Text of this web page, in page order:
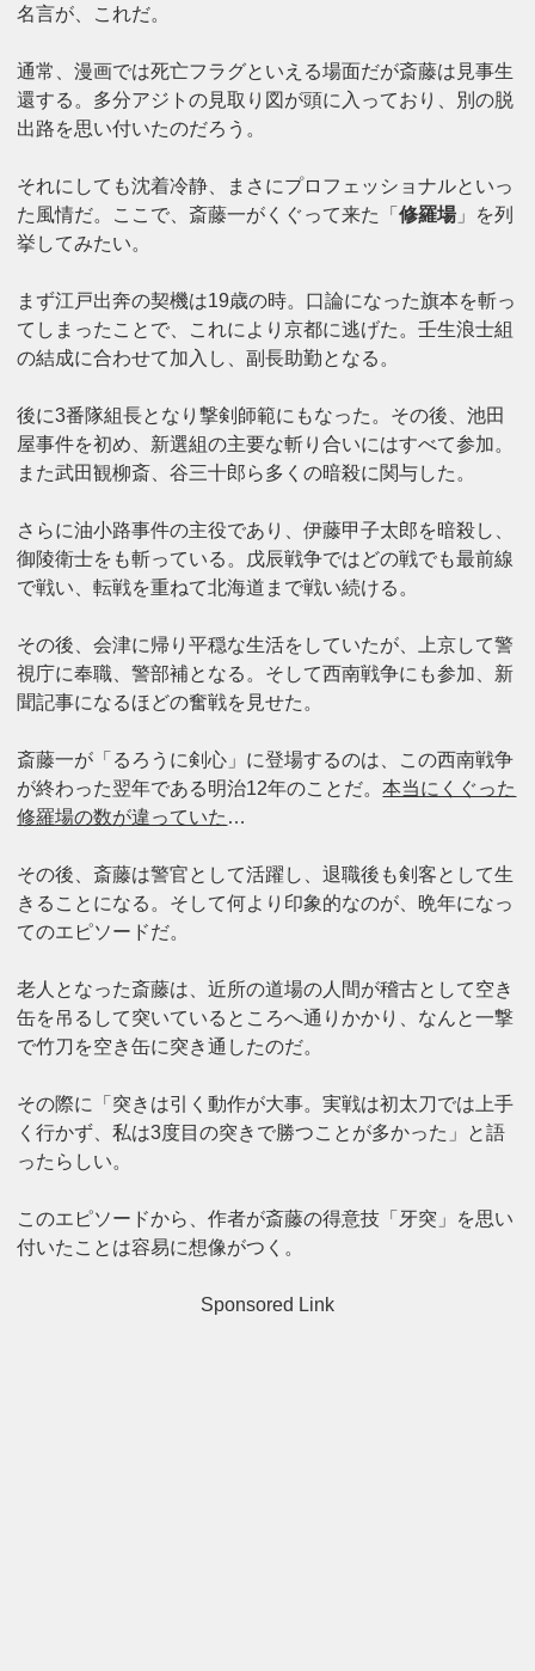
名言が、これだ。
通常、漫画では死亡フラグといえる場面だが斎藤は見事生
還する。多分アジトの見取り図が頭に入っており、別の脱
出路を思い付いたのだろう。
それにしても沈着冷静、まさにプロフェッショナルといっ
た風情だ。ここで、斎藤一がくぐって来た「修羅場」を列
挙してみたい。
まず江戸出奔の契機は19歳の時。口論になった旗本を斬っ
てしまったことで、これにより京都に逃げた。壬生浪士組
の結成に合わせて加入し、副長助勤となる。
後に3番隊組長となり撃剣師範にもなった。その後、池田
屋事件を初め、新選組の主要な斬り合いにはすべて参加。
また武田観柳斎、谷三十郎ら多くの暗殺に関与した。
さらに油小路事件の主役であり、伊藤甲子太郎を暗殺し、
御陵衛士をも斬っている。戊辰戦争ではどの戦でも最前線
で戦い、転戦を重ねて北海道まで戦い続ける。
その後、会津に帰り平穏な生活をしていたが、上京して警
視庁に奉職、警部補となる。そして西南戦争にも参加、新
聞記事になるほどの奮戦を見せた。
斎藤一が「るろうに剣心」に登場するのは、この西南戦争
が終わった翌年である明治12年のことだ。本当にくぐった
修羅場の数が違っていた …
その後、斎藤は警官として活躍し、退職後も剣客として生
きることになる。そして何より印象的なのが、晩年になっ
てのエピソードだ。
老人となった斎藤は、近所の道場の人間が稽古として空き
缶を吊るして突いているところへ通りかかり、なんと一撃
で竹刀を空き缶に突き通したのだ。
その際に「突きは引く動作が大事。実戦は初太刀では上手
く行かず、私は3度目の突きで勝つことが多かった」と語
ったらしい。
このエピソードから、作者が斎藤の得意技「牙突」を思い
付いたことは容易に想像がつく。
Sponsored Link